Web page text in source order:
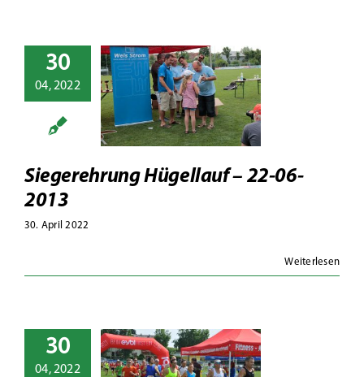
30
04, 2022
– 22-
2013
Siegerehrung Hügellauf – 22-06-
2013
30. April 2022
Weiterlesen
30
04, 2022